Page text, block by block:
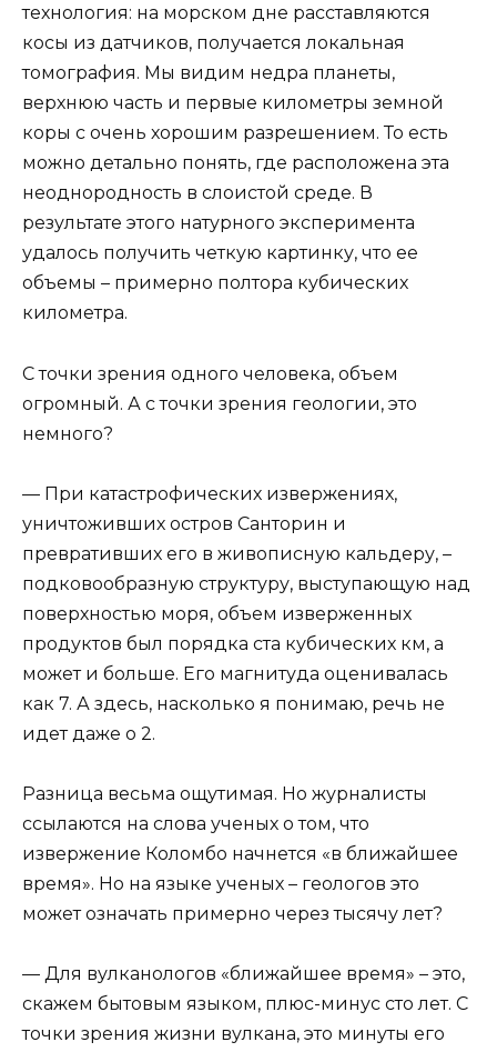
технология: на морском дне расставляются
косы из датчиков, получается локальная
томография. Мы видим недра планеты,
верхнюю часть и первые километры земной
коры с очень хорошим разрешением. То есть
можно детально понять, где расположена эта
неоднородность в слоистой среде. В
результате этого натурного эксперимента
удалось получить четкую картинку, что ее
объемы – примерно полтора кубических
километра.
С точки зрения одного человека, объем
огромный. А с точки зрения геологии, это
немного?
— При катастрофических извержениях,
уничтоживших остров Санторин и
превративших его в живописную кальдеру, –
подковообразную структуру, выступающую над
поверхностью моря, объем изверженных
продуктов был порядка ста кубических км, а
может и больше. Его магнитуда оценивалась
как 7. А здесь, насколько я понимаю, речь не
идет даже о 2.
Разница весьма ощутимая. Но журналисты
ссылаются на слова ученых о том, что
извержение Коломбо начнется «в ближайшее
время». Но на языке ученых – геологов это
может означать примерно через тысячу лет?
— Для вулканологов «ближайшее время» – это,
скажем бытовым языком, плюс-минус сто лет. С
точки зрения жизни вулкана, это минуты его